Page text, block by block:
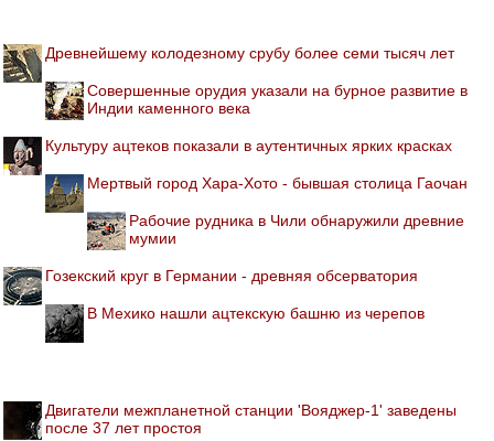
Древнейшему колодезному срубу более семи тысяч лет
Совершенные орудия указали на бурное развитие в
Индии каменного века
Культуру ацтеков показали в аутентичных ярких красках
Мертвый город Хара-Хото - бывшая столица Гаочан
Рабочие рудника в Чили обнаружили древние
мумии
Гозекский круг в Германии - древняя обсерватория
В Мехико нашли ацтекскую башню из черепов
Двигатели межпланетной станции 'Вояджер-1' заведены
после 37 лет простоя